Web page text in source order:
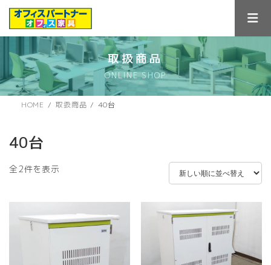
ス
キ
ン
に
取扱商品
ONLINE SHOP
HOME 取扱商品 40台
40台
全2件を表示